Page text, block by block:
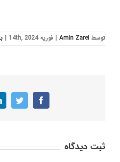
توسط Amin Zarei
| فوریه 14th, 2024 |
Facebook
ثبت ديدگاه